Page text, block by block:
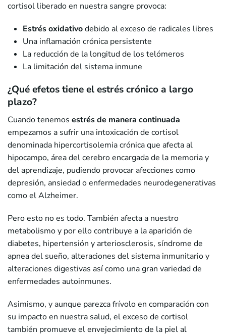
cortisol liberado en nuestra sangre provoca:
Estrés oxidativodebido al exceso de radicales libres
Una inflamación crónica persistente
La reducción de la longitud de los telómeros
La limitación del sistema inmune
¿Qué efetos tiene el estrés crónico a largo
plazo?
Cuando tenemos estrés de manera continuada
empezamos a sufrir una intoxicación de cortisol
denominada hipercortisolemia crónica que afecta al
hipocampo, área del cerebro encargada de la memoria y
del aprendizaje, pudiendo provocar afecciones como
depresión, ansiedad o enfermedades neurodegenerativas
como el Alzheimer.
Pero esto no es todo. También afecta a nuestro
metabolismo y por ello contribuye a la aparición de
diabetes, hipertensión y arteriosclerosis, síndrome de
apnea del sueño, alteraciones del sistema inmunitario y
alteraciones digestivas así como una gran variedad de
enfermedades autoinmunes.
Asimismo, y aunque parezca frívolo en comparación con
su impacto en nuestra salud, el exceso de cortisol
también promueve el envejecimiento de la piel al